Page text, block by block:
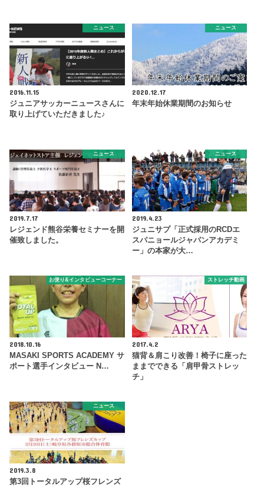
ニュース
2016.11.15
ジュニアサッカーニュースさんに
取り上げていただきました♪
ニュース
2020.12.17
年末年始休業期間のお知らせ
ニュース
2019.7.17
レジェンド熊谷栄養セミナーを開
催致しました。
ニュース
2019.4.23
ジュニサプ「正式採用のRCDエ
スパニョールジャパンアカデミ
ー」の本家が大…
お便り&インタビューコーナー
2018.10.16
MASAKI SPORTS ACADEMY サ
ポート選手インタビュー N…
ストレッチ動画
2017.4.2
猫背＆肩こり改善！椅子に座った
ままでできる「肩甲骨ストレッ
チ」
ニュース
2019.3.8
第3回トータルアップ桜フレンズ